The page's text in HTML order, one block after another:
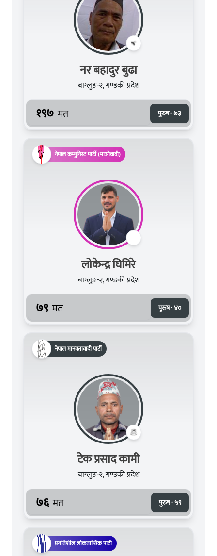
नर बहादुर बुढा
बाग्लुङ-२, गण्डकी प्रदेश
१९७ मत पुरुष · ७३
नेपाल कम्युनिस्ट पार्टी (माओवादी)
लोकेन्द्र घिमिरे
बाग्लुङ-२, गण्डकी प्रदेश
७९ मत पुरुष · ४०
नेपाल मानवतावादी पार्टी
टेक प्रसाद कामी
बाग्लुङ-२, गण्डकी प्रदेश
७६ मत पुरुष · ५९
प्रगतिशील लोकतान्त्रिक पार्टी